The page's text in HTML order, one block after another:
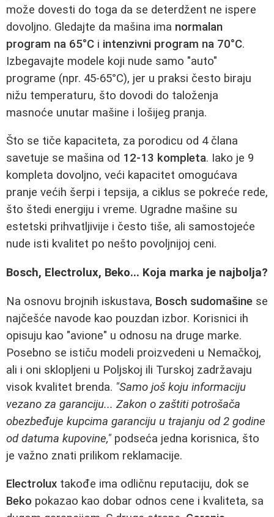
može dovesti do toga da se deterdžent ne ispere
dovoljno. Gledajte da mašina ima normalan
program na 65°C i intenzivni program na 70°C.
Izbegavajte modele koji nude samo "auto"
programe (npr. 45-65°C), jer u praksi često biraju
nižu temperaturu, što dovodi do taloženja
masnoće unutar mašine i lošijeg pranja.
Što se tiče kapaciteta, za porodicu od 4 člana
savetuje se mašina od 12-13 kompleta. Iako je 9
kompleta dovoljno, veći kapacitet omogućava
pranje većih šerpi i tepsija, a ciklus se pokreće rede,
što štedi energiju i vreme. Ugradne mašine su
estetski prihvatljivije i često tiše, ali samostojeće
nude isti kvalitet po nešto povoljnijoj ceni.
Bosch, Electrolux, Beko... Koja marka je najbolja?
Na osnovu brojnih iskustava, Bosch sudomašine se
najčešće navode kao pouzdan izbor. Korisnici ih
opisuju kao "avione" u odnosu na druge marke.
Posebno se ističu modeli proizvedeni u Nemačkoj,
ali i oni sklopljeni u Poljskoj ili Turskoj zadržavaju
visok kvalitet brenda. "Samo još koju informaciju
vezano za garanciju... Zakon o zaštiti potrošača
obezbeđuje kupcima garanciju u trajanju od 2 godine
od datuma kupovine," podseća jedna korisnica, što
je važno znati prilikom reklamacije.
Electrolux takođe ima odličnu reputaciju, dok se
Beko pokazao kao dobar odnos cene i kvaliteta, sa